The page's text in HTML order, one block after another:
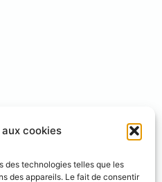
cookies
des technologies telles que les
des appareils. Le fait de consentir